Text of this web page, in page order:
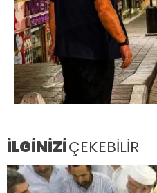
İLGİNİZİÇEKEBİLİR